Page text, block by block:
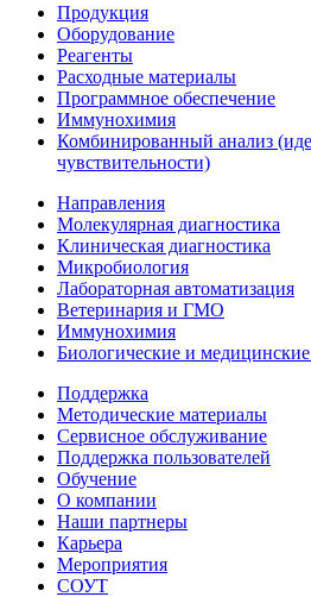
Продукция
Оборудование
Реагенты
Расходные материалы
Программное обеспечение
Иммунохимия
Комбинированный анализ
чувствительности)
Направления
Молекулярная диагностика
Клиническая диагностика
Микробиология
Лабораторная автоматизация
Ветеринария и ГМО
Иммунохимия
Биологические и
Поддержка
Методические материалы
Сервисное обслуживание
Поддержка пользователей
Обучение
О компании
Наши партнеры
Карьера
Мероприятия
СОУТ